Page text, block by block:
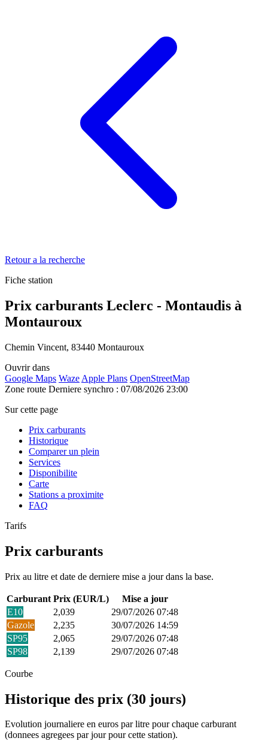
Retour a la recherche
Fiche station
Prix carburants Leclerc - Montaudis à
Montauroux
Chemin Vincent, 83440 Montauroux
Ouvrir dans
Google Maps Waze Apple Plans OpenStreetMap
Zone route Derniere synchro : 07/08/2026 23:00
Sur cette page
Prix carburants
Historique
Comparer un plein
Services
Disponibilite
Carte
Stations a proximite
FAQ
Tarifs
Prix carburants
Prix au litre et date de derniere mise a jour dans la base.
Carburant Prix (EUR/L)
Mise a jour
E10
2,039
29/07/2026 07:48
Gazole
2,235
30/07/2026 14:59
SP95
2,065
29/07/2026 07:48
SP98
2,139 29/07/2026 07:48
Courbe
Historique des prix (30 jours)
Evolution journaliere en euros par litre pour chaque carburant
(donnees agregees par jour pour cette station).